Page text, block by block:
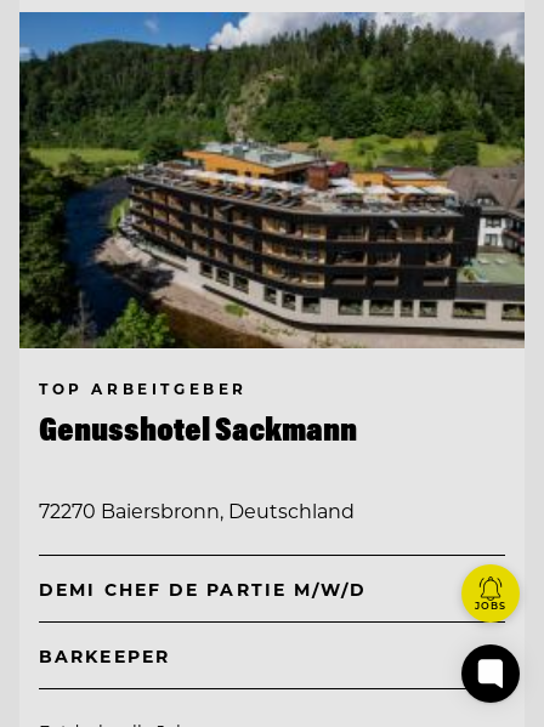
TOP ARBEITGEBER
Genusshotel Sackmann
72270 Baiersbronn, Deutschland
DEMI CHEF DE PARTIE M/W/D
BARKEEPER
JOBS